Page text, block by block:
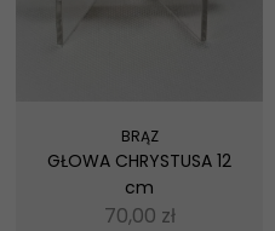
BRĄZ
GŁOWA CHRYSTUSA 12
cm
70,00 zł